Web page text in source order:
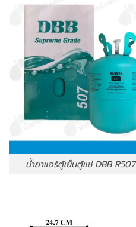
น้ำยาแอร์ตู้เย็นตู้แช่ DBB R507